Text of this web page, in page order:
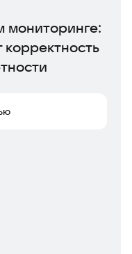
мониторинге:
корректность